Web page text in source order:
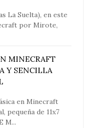
La Suelta), en este
por Mirote,
MINECRAFT
Y SENCILLA
en Minecraft
pequeña de 11x7
M...